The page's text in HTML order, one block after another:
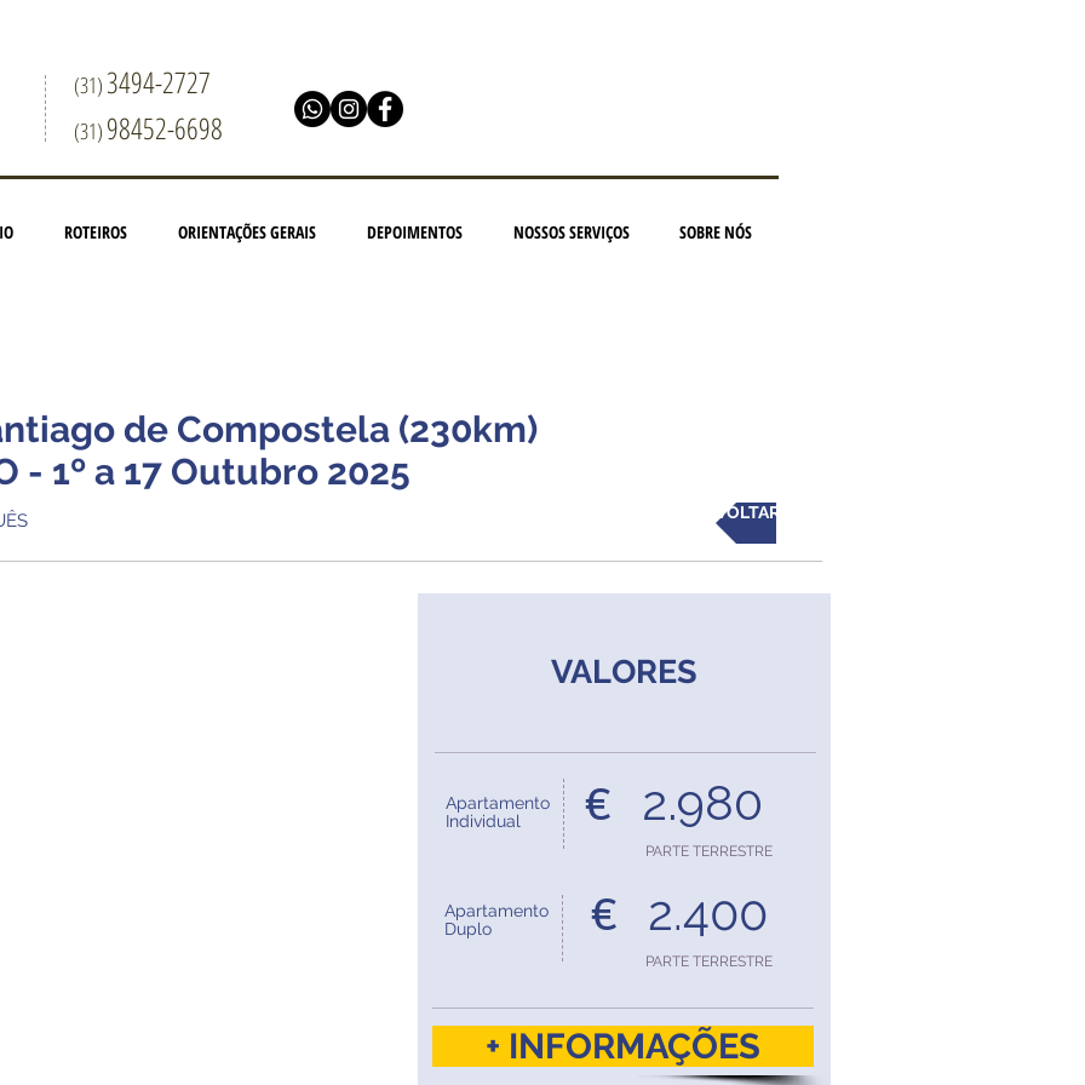
(31) 3494-2727
(31) 98452-6698
ROTEIROS ORIENTAÇÕES GERAIS DEPOIMENTOS NOSSOS SERVIÇOS SOBRE NÓS
de Compostela (230km)
- 1º a 17 Outubro 2025
VOLTAR
€ 2.980
+ INFORMAÇÕES
Apartamento
Individual
€ 2.400
Apartamento
Duplo
PARTE TERRESTRE
PARTE TERRESTRE
VALORES